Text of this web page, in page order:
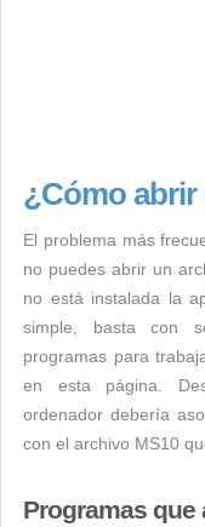
¿Cómo abrir
El problema más
no puedes abrir un
no está instalada la
simple, basta con
programas para
en esta página.
ordenador debería
con el archivo MS10
Programas que